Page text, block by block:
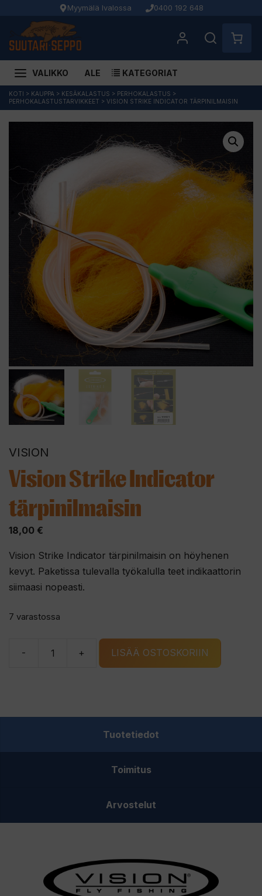
Myymälä Ivalossa 0400 192 648
VALIKKO ALE KATEGORIAT
Siirry
sisältöön
KOTI > KAUPPA > KESÄKALASTUS > PERHOKALASTUS >
PERHOKALASTUSTARVIKKEET > VISION STRIKE INDICATOR TÄRPINILMAISIN
VISION
Vision Strike Indicator
tärpinilmaisin
18,00 €
Vision Strike Indicator tärpinilmaisin on höyhenen
kevyt. Paketissa tulevalla työkalulla teet indikaattorin
siimaasi nopeasti.
7 varastossa
-
Vision
+ LISÄÄ OSTOSKORIIN
Tuotetiedot
Toimitus
Arvostelut